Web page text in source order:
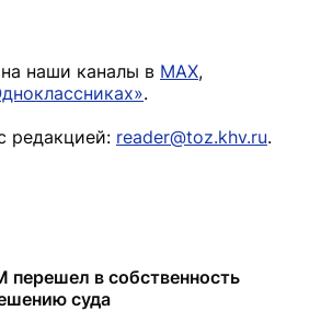
наши каналы в MAX,
.
редакцией: reader@toz.khv.ru.
в собственность
суда